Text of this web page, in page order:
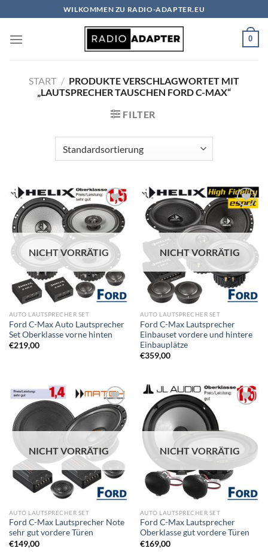
Inhalt
springen
WILKOMMEN ZU RADIO-ADAPTER.EU
0
START / PRODUKTE VERSCHLAGWORTET MIT
„LAUTSPRECHER TAUSCHEN FORD C-MAX“
FILTER
Zu
Wunschliste
hinzufügen
NICHT VORRÄTIG
AUTO LAUTSPRECHER SET
Ford C-Max Auto Lautsprecher
Set Oberklasse vorne hinten
€219,00
Zu
Wunschliste
hinzufügen
NICHT VORRÄTIG
AUTO LAUTSPRECHER SET
Ford C-Max Lautsprecher
Einbauset vordere und hintere
Einbauplätze
€359,00
Zu
Wunschliste
hinzufügen
NICHT VORRÄTIG
AUTO LAUTSPRECHER SET
Ford C-Max Lautsprecher Note
sehr gut vordere Türen
€149,00
Wunschliste
hinzufügen
NICHT VORRÄTIG
AUTO LAUTSPRECHER SET
Ford C-Max Lautsprecher
Oberklasse gut vordere Türen
€169,00